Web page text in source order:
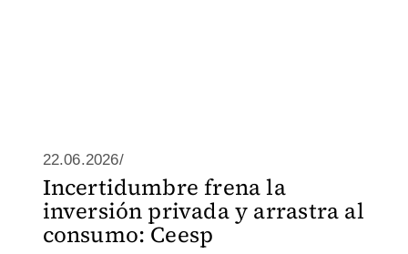
22.06.2026/
Incertidumbre frena la
inversión privada y arrastra al
consumo: Ceesp